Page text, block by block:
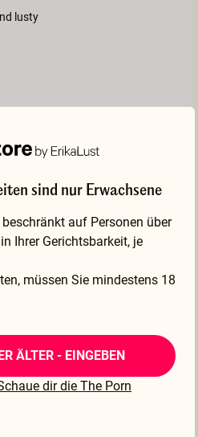
lusty
WIRST DU DIESE
sind nur Erwachsene
auf Personen über
Ihrer Gerichtsbarkeit, je
müssen Sie mindestens 18
ÄLTER - EINGEBEN
dir die The Porn